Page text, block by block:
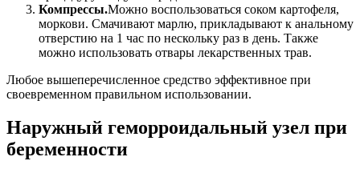
Компрессы.Можно воспользоваться соком картофеля,
моркови. Смачивают марлю, прикладывают к анальному
отверстию на 1 час по нескольку раз в день. Также
можно использовать отвары лекарственных трав.
Любое вышеперечисленное средство эффективное при
своевременном правильном использовании.
Наружный геморроидальный узел при
беременности